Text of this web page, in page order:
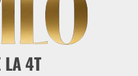
LA 4T